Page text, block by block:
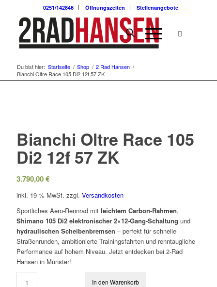
0251/142846 Öffnungszeiten Stellenangebote
Du bist hier: Startseite / Shop / 2 Rad Hansen /
Bianchi Oltre Race 105 Di2 12f 57 ZK
Bianchi Oltre Race 105
Di2 12f 57 ZK
3.790,00€
inkl. 19 % MwSt. zzgl. Versandkosten
Sportliches Aero-Rennrad mit leichtem Carbon-Rahmen,
Shimano 105 Di2 elektronischer 2×12-Gang-Schaltung und
hydraulischen Scheibenbremsen – perfekt für schnelle
Straßenrunden, ambitionierte Trainingsfahrten und renntaugliche
Performance auf hohem Niveau. Jetzt entdecken bei 2-Rad
Hansen in Münster!
In den Warenkorb